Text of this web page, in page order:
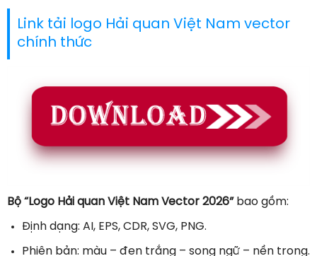
Link tải logo Hải quan Việt Nam vector
chính thức
Bộ “Logo Hải quan Việt Nam Vector 2026”bao gồm:
Định dạng: AI, EPS, CDR, SVG, PNG.
Phiên bản: màu – đen trắng – song ngữ – nền trong.